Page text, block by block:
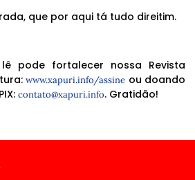
que por aqui tá tudo direitim.
pode fortalecer nossa Revista
www.xapuri.info/assine ou doando
contato@xapuri.info. Gratidão!